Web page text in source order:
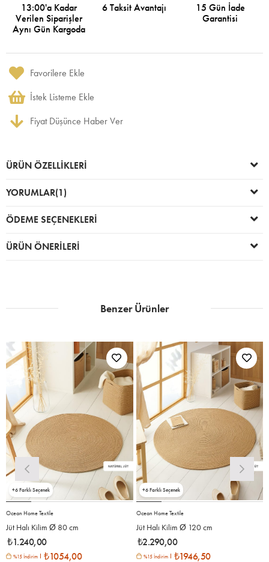
13:00'a Kadar
Verilen Siparişler
Aynı Gün Kargoda
6 Taksit Avantajı
15 Gün İade
Garantisi
Favorilere Ekle
İstek Listeme Ekle
Fiyat Düşünce Haber Ver
ÜRÜN ÖZELLIKLERI
YORUMLAR(1)
ÖDEME SEÇENEKLERI
ÜRÜN ÖNERILERI
Benzer Ürünler
Ocean Home Textile
Jüt Halı Kilim Ø 80 cm
₺1.240,00
%15 İndirim ₺1054,00
6
Ocean Home Textile
Jüt Halı Kilim Ø 120 cm
₺2.290,00
%15 İndirim ₺1946,50
6